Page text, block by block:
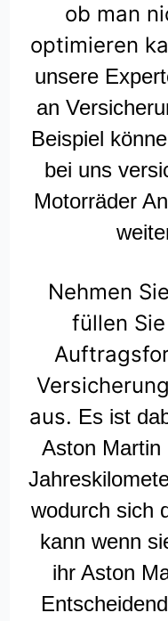
ob man
optimieren
unsere
an
Beispiel
bei uns
Motorräder
Nehmen
füllen
aus. Es ist
Aston Martin
wodurch sich
kann wenn
ihr Aston